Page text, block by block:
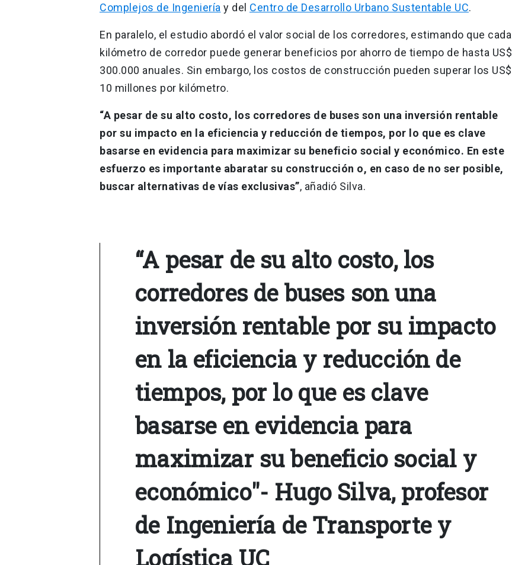
Complejos de Ingeniería y del Centro de Desarrollo Urbano Sustentable UC.
En paralelo, el estudio abordó el valor social de los corredores, estimando que cada
kilómetro de corredor puede generar beneficios por ahorro de tiempo de hasta US$
300.000 anuales. Sin embargo, los costos de construcción pueden superar los US$
10 millones por kilómetro.
“A pesar de su alto costo, los corredores de buses son una inversión rentable
por su impacto en la eficiencia y reducción de tiempos, por lo que es clave
basarse en evidencia para maximizar su beneficio social y económico. En este
esfuerzo es importante abaratar su construcción o, en caso de no ser posible,
buscar alternativas de vías exclusivas”, añadió Silva.
“A pesar de su alto costo, los
corredores de buses son una
inversión rentable por su impacto
en la eficiencia y reducción de
tiempos, por lo que es clave
basarse en evidencia para
maximizar su beneficio social y
económico"- Hugo Silva, profesor
de Ingeniería de Transporte y
Logística UC